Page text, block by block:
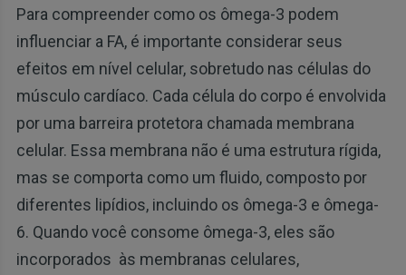
Para compreender como os ômega-3 podem
influenciar a FA, é importante considerar seus
efeitos em nível celular, sobretudo nas células do
músculo cardíaco. Cada célula do corpo é envolvida
por uma barreira protetora chamada membrana
celular. Essa membrana não é uma estrutura rígida,
mas se comporta como um fluido, composto por
diferentes lipídios, incluindo os ômega-3 e ômega-
6. Quando você consome ômega-3, eles são
incorporados às membranas celulares,